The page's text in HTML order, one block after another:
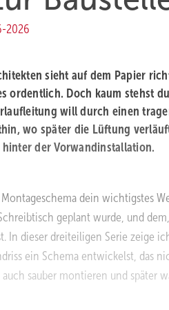
2026
sieht auf dem Papier
ordentlich. Doch kaum stehst
will durch einen
wo später die Lüftung
der Vorwandinstallation.
dein wichtigstes
geplant wurde, und
In dieser dreiteiligen Serie zeige
ein Schema entwickelst, das
sauber montieren und später